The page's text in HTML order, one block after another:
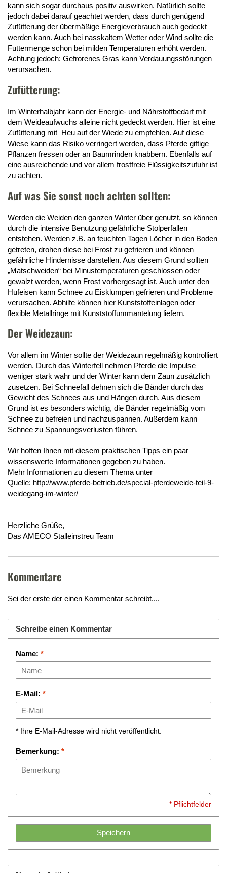
kann sich sogar durchaus positiv auswirken. Natürlich sollte
jedoch dabei darauf geachtet werden, dass durch genügend
Zufütterung der übermäßige Energieverbrauch auch gedeckt
werden kann. Auch bei nasskaltem Wetter oder Wind sollte die
Futtermenge schon bei milden Temperaturen erhöht werden.
Achtung jedoch: Gefrorenes Gras kann Verdauungsstörungen
verursachen.
Zufütterung:
Im Winterhalbjahr kann der Energie- und Nährstoffbedarf mit
dem Weideaufwuchs alleine nicht gedeckt werden. Hier ist eine
Zufütterung mit Heu auf der Wiede zu empfehlen. Auf diese
Wiese kann das Risiko verringert werden, dass Pferde giftige
Pflanzen fressen oder an Baumrinden knabbern. Ebenfalls auf
eine ausreichende und vor allem frostfreie Flüssigkeitszufuhr ist
zu achten.
Auf was Sie sonst noch achten sollten:
Werden die Weiden den ganzen Winter über genutzt, so können
durch die intensive Benutzung gefährliche Stolperfallen
entstehen. Werden z.B. an feuchten Tagen Löcher in den Boden
getreten, drohen diese bei Frost zu gefrieren und können
gefährliche Hindernisse darstellen. Aus diesem Grund sollten
„Matschweiden“ bei Minustemperaturen geschlossen oder
gewalzt werden, wenn Frost vorhergesagt ist. Auch unter den
Hufeisen kann Schnee zu Eisklumpen gefrieren und Probleme
verursachen. Abhilfe können hier Kunststoffeinlagen oder
flexible Metallringe mit Kunststoffummantelung liefern.
Der Weidezaun:
Vor allem im Winter sollte der Weidezaun regelmäßig kontrolliert
werden. Durch das Winterfell nehmen Pferde die Impulse
weniger stark wahr und der Winter kann dem Zaun zusätzlich
zusetzen. Bei Schneefall dehnen sich die Bänder durch das
Gewicht des Schnees aus und Hängen durch. Aus diesem
Grund ist es besonders wichtig, die Bänder regelmäßig vom
Schnee zu befreien und nachzuspannen. Außerdem kann
Schnee zu Spannungsverlusten führen.
Wir hoffen Ihnen mit diesem praktischen Tipps ein paar
wissenswerte Informationen gegeben zu haben.
Mehr Informationen zu diesem Thema unter
Quelle: http://www.pferde-betrieb.de/special-pferdeweide-teil-9-
weidegang-im-winter/
Herzliche Grüße,
Das AMECO Stalleinstreu Team
Kommentare
Sei der erste der einen Kommentar schreibt....
Schreibe einen Kommentar
Name: *
E-Mail: *
* Ihre E-Mail-Adresse wird nicht veröffentlicht.
Bemerkung: *
* Pflichtfelder
Speichern